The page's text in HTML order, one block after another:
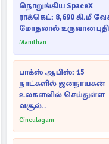
நொறுங்கிய SpaceX
ராக்கெட்: 8,690 கி.மீ
மோதலால் உருவான
பள்ளம்!
Manithan
பாக்ஸ் ஆபிஸ்: 15
நாட்களில் ஜனநாயகன்
உலகளவில் செய்துள்ள
வசூல்..
Cineulagam